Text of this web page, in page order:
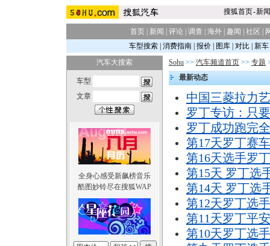
搜狐首页-新闻
首页 新闻 评论 调查 海外 趣闻 社区
车型搜索| 消费指南| 报价| 图库| 对比| 新车
汽车大搜索
车型
文章
全身心感受新飙榜音乐
酷图妙铃尽在搜狐WAP
Sohu >> 汽车频道首页 >> 专题
最新动态
中国三菱拉力
罗丁专访：只
罗丁成功跑完
第17天罗丁赛
第16天选手罗
第15天 罗丁选
第14天 罗丁选
第12天罗丁选
第11天罗丁平
第10天罗丁选